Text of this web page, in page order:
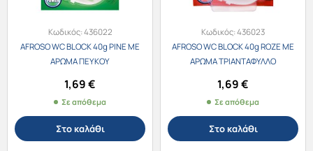
Κωδικός:436022
AFROSO WC BLOCK 40g PINE ΜΕ
ΑΡΩΜΑ ΠΕΥΚΟΥ
1,69€
Σε απόθεμα
Στο καλάθι
Κωδικός:436023
AFROSO WC BLOCK 40g ROZE ΜΕ
ΑΡΩΜΑ ΤΡΙΑΝΤΑΦΥΛΛΟ
1,69€
Σε απόθεμα
Στο καλάθι